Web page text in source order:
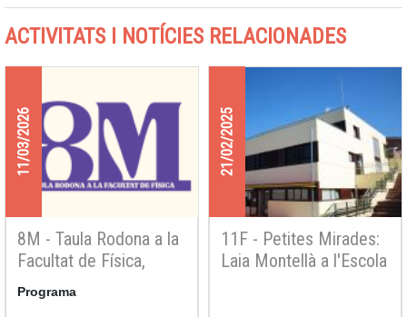
ACTIVITATS I NOTÍCIES RELACIONADES
11/03/2026
8M - Taula Rodona a la
Facultat de Física,
parlem de la carrera
investigadora
Programa
21/02/2025
11F - Petites Mirades:
Laia Montellà a l'Escola